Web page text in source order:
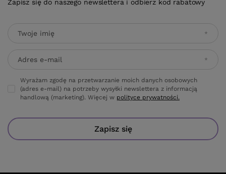
Zapisz się do naszego newslettera i odbierz kod rabatowy
Twoje imię
Adres e-mail
Wyrażam zgodę na przetwarzanie moich danych osobowych
(adres e-mail) na potrzeby wysyłki newslettera z informacją
handlową (marketing). Więcej w polityce prywatności.
Zapisz się